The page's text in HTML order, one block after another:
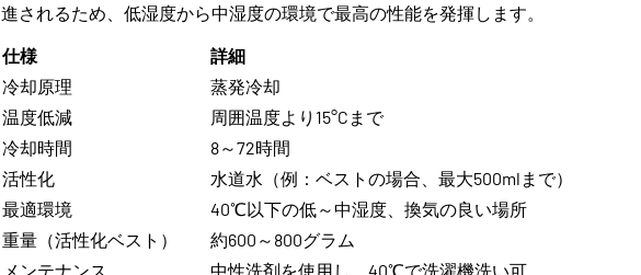
進されるため、低湿度から中湿度の環境で最高の性能を発揮します。
仕様
詳細
冷却原理
蒸発冷却
温度低減
周囲温度より15°Cまで
冷却時間
8～72時間
活性化
水道水（例：ベストの場合、最大500mlまで）
最適環境
40℃以下の低～中湿度、換気の良い場所
重量（活性化ベスト）
約600～800グラム
メンテナンス
中性洗剤を使用し、40℃で洗濯機洗い可。